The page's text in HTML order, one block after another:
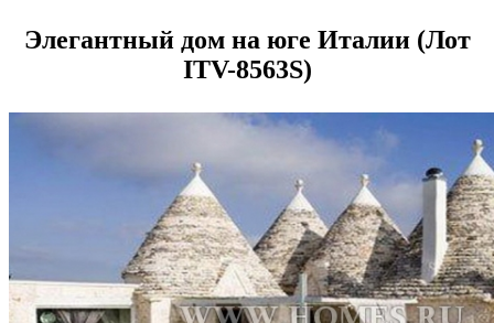
Элегантный дом на юге Италии (Лот
ITV-8563S)